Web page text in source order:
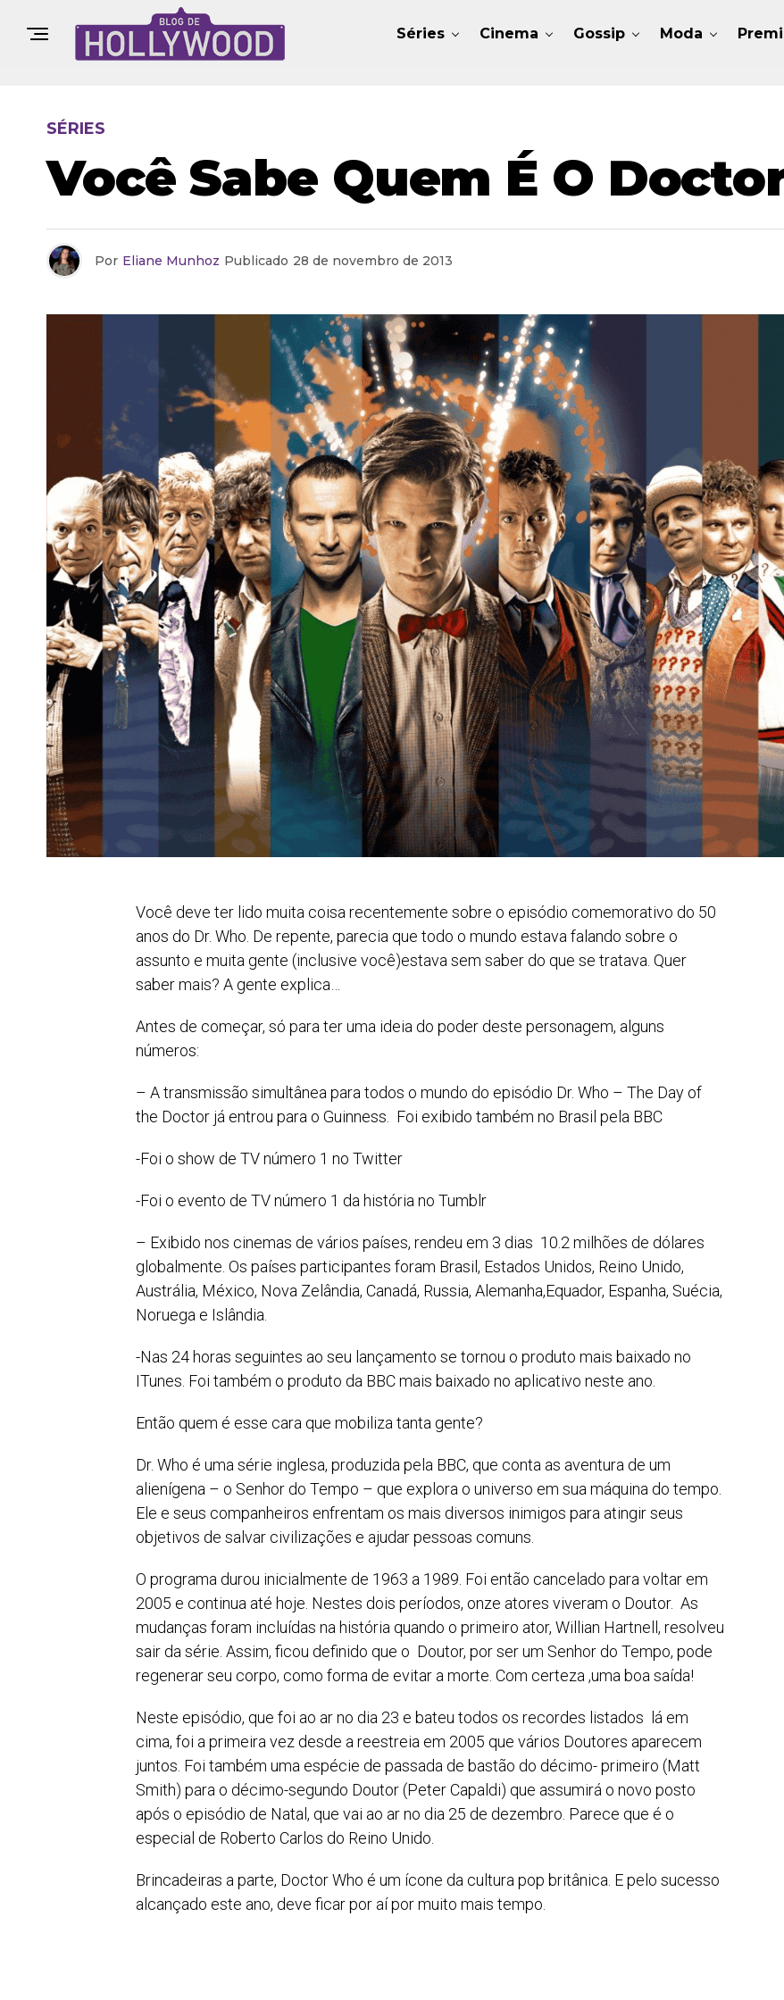
Séries Cinema Gossip Moda
SÉRIES
Você Sabe Quem É O
Por Eliane Munhoz Publicado 28 de novembro de 2013
Você deve ter lido muita coisa recentemente sobre o episódio comemorativo do 50
anos do Dr. Who. De repente, parecia que todo o mundo estava falando sobre o
assunto e muita gente (inclusive você)estava sem saber do que se tratava. Quer
saber mais? A gente explica…
Antes de começar, só para ter uma ideia do poder deste personagem, alguns
números:
– A transmissão simultânea para todos o mundo do episódio Dr. Who – The Day of
the Doctor já entrou para o Guinness. Foi exibido também no Brasil pela BBC
-Foi o show de TV número 1 no Twitter
-Foi o evento de TV número 1 da história no Tumblr
– Exibido nos cinemas de vários países, rendeu em 3 dias 10.2 milhões de dólares
globalmente. Os países participantes foram Brasil, Estados Unidos, Reino Unido,
Austrália, México, Nova Zelândia, Canadá, Russia, Alemanha,Equador, Espanha, Suécia,
Noruega e Islândia.
-Nas 24 horas seguintes ao seu lançamento se tornou o produto mais baixado no
ITunes. Foi também o produto da BBC mais baixado no aplicativo neste ano.
Então quem é esse cara que mobiliza tanta gente?
Dr. Who é uma série inglesa, produzida pela BBC, que conta as aventura de um
alienígena – o Senhor do Tempo – que explora o universo em sua máquina do tempo.
Ele e seus companheiros enfrentam os mais diversos inimigos para atingir seus
objetivos de salvar civilizações e ajudar pessoas comuns.
O programa durou inicialmente de 1963 a 1989. Foi então cancelado para voltar em
2005 e continua até hoje. Nestes dois períodos, onze atores viveram o Doutor. As
mudanças foram incluídas na história quando o primeiro ator, Willian Hartnell, resolveu
sair da série. Assim, ficou definido que o Doutor, por ser um Senhor do Tempo, pode
regenerar seu corpo, como forma de evitar a morte. Com certeza ,uma boa saída!
Neste episódio, que foi ao ar no dia 23 e bateu todos os recordes listados lá em
cima, foi a primeira vez desde a reestreia em 2005 que vários Doutores aparecem
juntos. Foi também uma espécie de passada de bastão do décimo- primeiro (Matt
Smith) para o décimo-segundo Doutor (Peter Capaldi) que assumirá o novo posto
após o episódio de Natal, que vai ao ar no dia 25 de dezembro. Parece que é o
especial de Roberto Carlos do Reino Unido.
Brincadeiras a parte, Doctor Who é um ícone da cultura pop britânica. E pelo sucesso
alcançado este ano, deve ficar por aí por muito mais tempo.